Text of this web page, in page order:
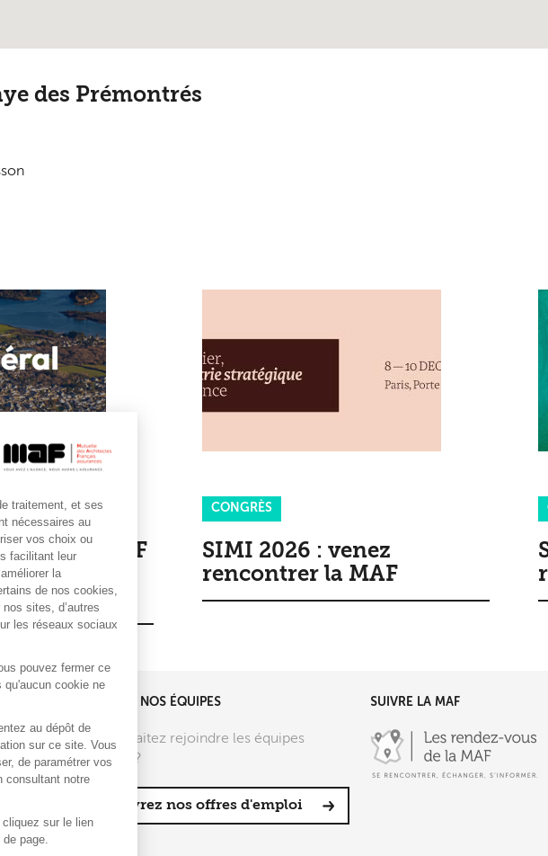
traitement, et ses
nécessaires au
vos choix ou
facilitant leur
la
de nos cookies,
sites, d’autres
les réseaux sociaux
pouvez fermer ce
qu'aucun cookie ne
au dépôt de
sur ce site. Vous
de paramétrer vos
consultant notre
sur le lien
page.
des Prémontrés
: la MAF
CONGRÈS
SIMI 2026 : venez
rencontrer la MAF
REJOINDRE NOS ÉQUIPES
Vous souhaitez rejoindre les équipes
de la MAF ?
Découvrez nos offres d'emploi
SUIVRE LA MAF